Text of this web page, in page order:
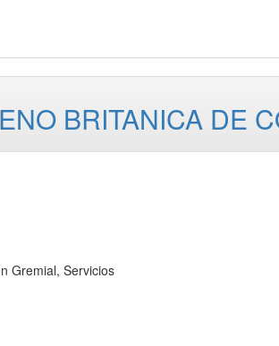
BRITANICA DE
Gremial, Servicios